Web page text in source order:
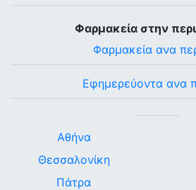
Φαρμακεία στην
Φαρμακεία ανα
Εφημερεύοντα ανα
Αθήνα
Θεσσαλονίκη
Πάτρα